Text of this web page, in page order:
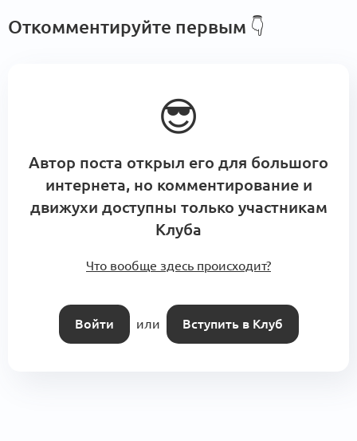
Откомментируйте первым 👇
😎
Автор поста открыл его для большого
интернета, но комментирование и
движухи доступны только участникам
Клуба
Что вообще здесь происходит?
Войти или Вступить в Клуб